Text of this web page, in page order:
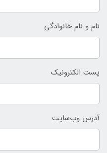
نام و نام خانوادگی
پست الکترونیک
آدرس وب‌سایت